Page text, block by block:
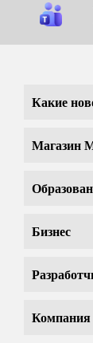
Какие
Магазин
Бизнес
Компания